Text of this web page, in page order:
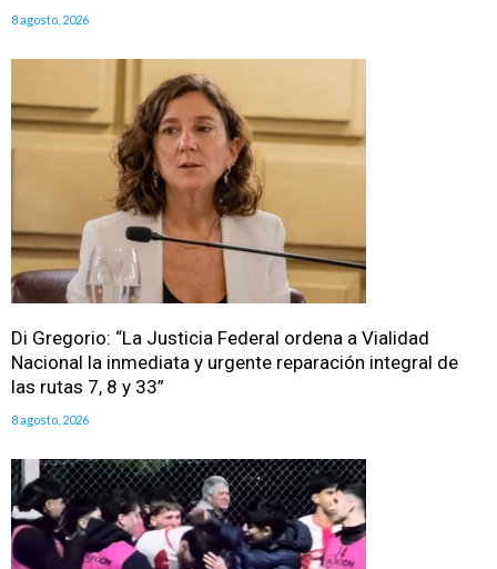
8 agosto, 2026
Di Gregorio: “La Justicia Federal ordena a Vialidad
Nacional la inmediata y urgente reparación integral de
las rutas 7, 8 y 33”
8 agosto, 2026